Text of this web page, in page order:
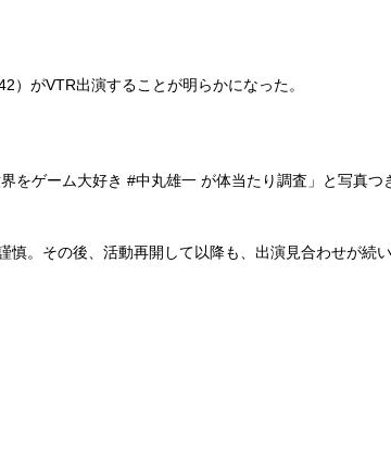
がVTR出演することが明らかになった。
ゲーム大好き #中丸雄一 が体当たり調査」と写真
。その後、活動再開して以降も、出演見合わせが続い